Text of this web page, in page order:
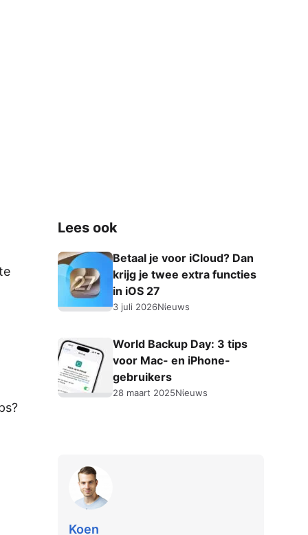
Lees ook
Betaal je voor iCloud? Dan
krijg je twee extra functies
in iOS 27
3 juli 2026Nieuws
World Backup Day: 3 tips
voor Mac- en iPhone-
gebruikers
28 maart 2025Nieuws
Koen